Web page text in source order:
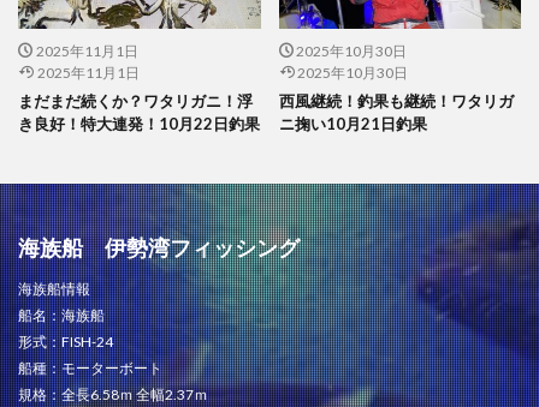
2025年11月1日
2025年11月1日
まだまだ続くか？ワタリガニ！浮
き良好！特大連発！10月22日釣果
2025年10月30日
2025年10月30日
西風継続！釣果も継続！ワタリガ
ニ掬い10月21日釣果
海族船 伊勢湾フィッシング
海族船情報
船名：海族船
形式：FISH-24
船種：モーターボート
規格：全長6.58ｍ 全幅2.37ｍ